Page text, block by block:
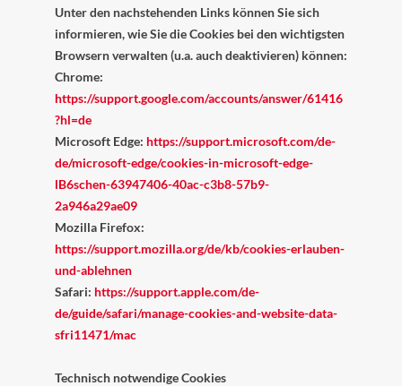
Unter den nachstehenden Links können Sie sich
informieren, wie Sie die Cookies bei den wichtigsten
Browsern verwalten (u.a. auch deaktivieren) können:
Chrome:
https://support.google.com/accounts/answer/61416
?hl=de
Microsoft Edge: https://support.microsoft.com/de-
de/microsoft-edge/cookies-in-microsoft-edge-
lB6schen-63947406-40ac-c3b8-57b9-
2a946a29ae09
Mozilla Firefox:
https://support.mozilla.org/de/kb/cookies-erlauben-
und-ablehnen
Safari: https://support.apple.com/de-
de/guide/safari/manage-cookies-and-website-data-
sfri11471/mac
Technisch notwendige Cookies